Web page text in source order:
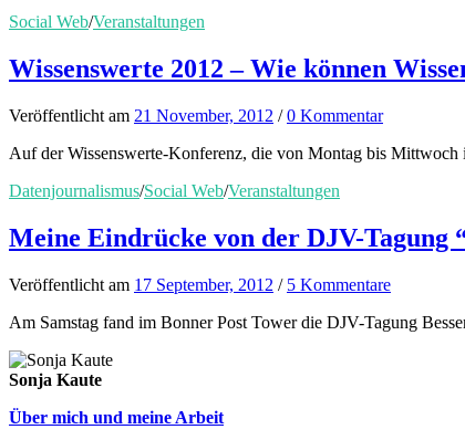
Social Web/Veranstaltungen
Wissenswerte 2012 – Wie können
Veröffentlicht am 21 November, 2012 /0 Kommentar
Auf der Wissenswerte-Konferenz, die von Montag bis
Datenjournalismus/Social Web/Veranstaltungen
Meine Eindrücke von der DJV-Tagung
Veröffentlicht am 17 September, 2012 / 5 Kommentare
Am Samstag fand im Bonner Post Tower die DJV-Tagung
Sonja Kaute
Über mich und meine Arbeit